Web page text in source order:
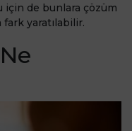
için de bunlara çözüm
yaratılabilir.